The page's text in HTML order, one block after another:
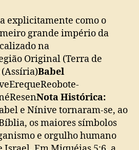
explicitamente como o
grande império da
na
Original (Terra de
Babel
Nota Histórica:
e Nínive tornaram-se, ao
os maiores símbolos
e orgulho humano